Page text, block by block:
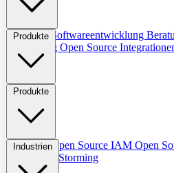
Übersicht Softwareentwicklung
Prototyping Open Source
Produkte
Produkte
ÜbersichtOpen Source IAM Open
Event Storming
Industrien